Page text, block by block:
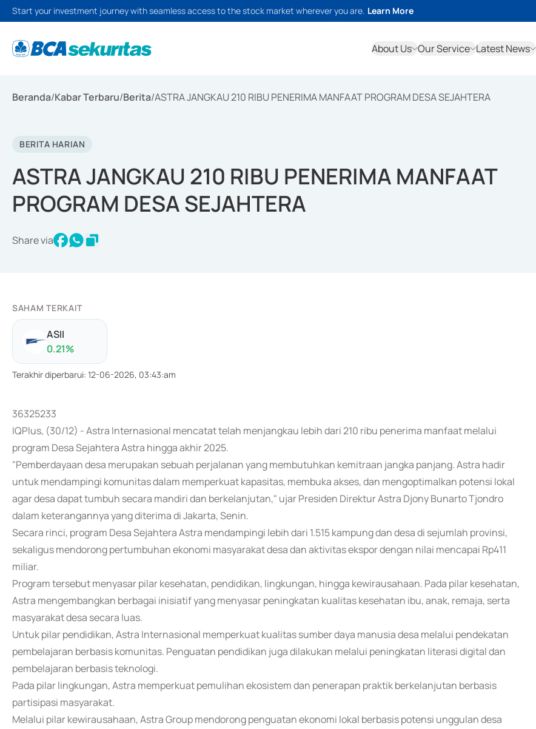
Start your investment journey with seamless access to the stock market wherever you are. Learn More
About Us Our Service Latest News
Beranda/Kabar Terbaru/Berita/ASTRA JANGKAU 210 RIBU PENERIMA MANFAAT PROGRAM DESA SEJAHTERA
BERITA HARIAN
ASTRA JANGKAU 210 RIBU PENERIMA MANFAAT
PROGRAM DESA SEJAHTERA
Share via
SAHAM TERKAIT
ASII
0.21%
Terakhir diperbarui: 12-06-2026, 03:43:am
36325233
IQPlus, (30/12) - Astra Internasional mencatat telah menjangkau lebih dari 210 ribu penerima manfaat melalui
program Desa Sejahtera Astra hingga akhir 2025.
"Pemberdayaan desa merupakan sebuah perjalanan yang membutuhkan kemitraan jangka panjang. Astra hadir
untuk mendampingi komunitas dalam memperkuat kapasitas, membuka akses, dan mengoptimalkan potensi lokal
agar desa dapat tumbuh secara mandiri dan berkelanjutan," ujar Presiden Direktur Astra Djony Bunarto Tjondro
dalam keterangannya yang diterima di Jakarta, Senin.
Secara rinci, program Desa Sejahtera Astra mendampingi lebih dari 1.515 kampung dan desa di sejumlah provinsi,
sekaligus mendorong pertumbuhan ekonomi masyarakat desa dan aktivitas ekspor dengan nilai mencapai Rp411
miliar.
Program tersebut menyasar pilar kesehatan, pendidikan, lingkungan, hingga kewirausahaan. Pada pilar kesehatan,
Astra mengembangkan berbagai inisiatif yang menyasar peningkatan kualitas kesehatan ibu, anak, remaja, serta
masyarakat desa secara luas.
Untuk pilar pendidikan, Astra Internasional memperkuat kualitas sumber daya manusia desa melalui pendekatan
pembelajaran berbasis komunitas. Penguatan pendidikan juga dilakukan melalui peningkatan literasi digital dan
pembelajaran berbasis teknologi.
Pada pilar lingkungan, Astra memperkuat pemulihan ekosistem dan penerapan praktik berkelanjutan berbasis
partisipasi masyarakat.
Melalui pilar kewirausahaan, Astra Group mendorong penguatan ekonomi lokal berbasis potensi unggulan desa